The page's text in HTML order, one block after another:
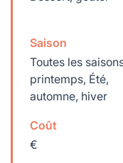
Saison
Toutes les
printemps, Été,
automne, hiver
Coût
€